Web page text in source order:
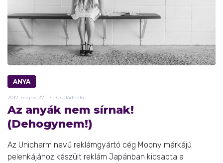
ANYA
2017. május 27. Családháló
Az anyák nem sírnak!
(Dehogynem!)
Az Unicharm nevű reklámgyártó cég Moony márkájú
pelenkájához készült reklám Japánban kicsapta a